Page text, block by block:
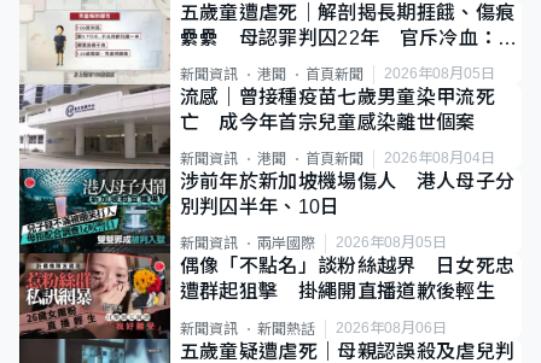
五歲童遭虐死｜解剖揭長期捱餓、傷痕
纍纍 母認罪判囚22年 官斥冷血：同
類案最惡劣
新聞資訊 港聞 首頁新聞 2026年08月05日
流感｜曾接種疫苗七歲男童染甲流死
亡 成今年首宗兒童感染離世個案
新聞資訊 港聞 首頁新聞 2026年08月04日
涉前年於新加坡機場傷人 港人母子分
別判囚半年、10日
新聞資訊 兩岸國際 2026年08月05日
偶像「不點名」談粉絲越界 日女死忠
遭群起狙擊 掛繩開直播道歉後輕生
新聞資訊 新聞熱話 2026年08月06日
五歲童疑遭虐死｜母親認誤殺及虐兒判